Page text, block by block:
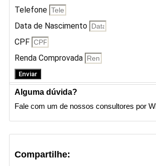
Telefone
Data de Nascimento
CPF
Renda Comprovada
Enviar
Alguma dúvida?
Fale com um de nossos consultores por
Compartilhe: